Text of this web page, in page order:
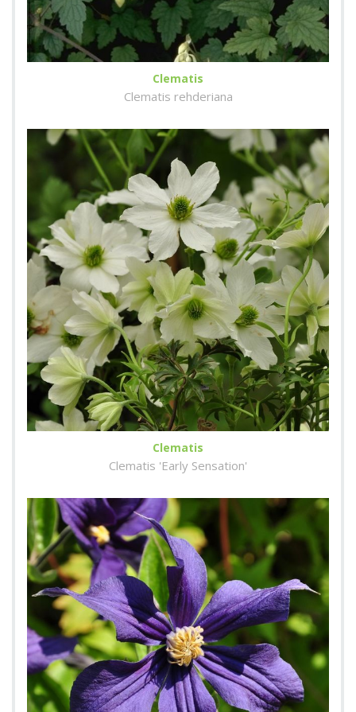
Clematis
Clematis rehderiana
Clematis
Clematis 'Early Sensation'